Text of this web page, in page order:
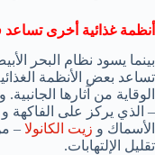
أنظمة غذائية أخرى تساعد
بينما يسود نظام البحر
تساعد بعض الأنظمة
الوقاية من آثارها
– الذي يركز على الفاكهة
الأسماك و زيت الكانولا –
تقليل الإلتهابات.